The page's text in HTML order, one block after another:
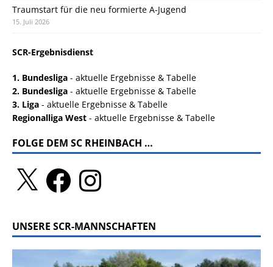
Traumstart für die neu formierte A-Jugend
15. Juli 2026
SCR-Ergebnisdienst
1. Bundesliga - aktuelle Ergebnisse & Tabelle
2. Bundesliga - aktuelle Ergebnisse & Tabelle
3. Liga - aktuelle Ergebnisse & Tabelle
Regionalliga West - aktuelle Ergebnisse & Tabelle
FOLGE DEM SC RHEINBACH …
UNSERE SCR-MANNSCHAFTEN